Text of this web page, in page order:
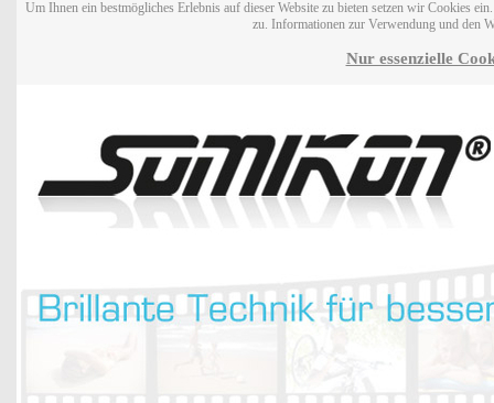
Um Ihnen ein bestmögliches Erlebnis auf dieser Website zu bieten setzen wir Cookies
zu. Informationen zur Verwendung und den
Nur essenzielle